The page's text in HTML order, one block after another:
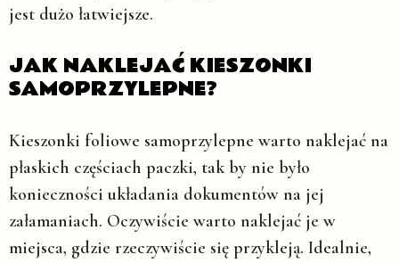
jest dużo łatwiejsze.
JAK NAKLEJAĆ KIESZONKI
SAMOPRZYLEPNE?
Kieszonki foliowe samoprzylepne warto naklejać na
płaskich częściach paczki, tak by nie było
konieczności układania dokumentów na jej
załamaniach. Oczywiście warto naklejać je w
miejsca, gdzie rzeczywiście się przykleją. Idealnie,